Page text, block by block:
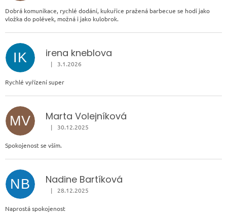
Dobrá komunikace, rychlé dodání, kukuřice pražená barbecue se hodí jako
vložka do polévek, možná i jako kulobrok.
IK irena kneblova
Hodnocení obchodu je 5 z 5 hvězdiček.
| 3.1.2026
Rychlé vyřízení super
MV Marta Volejníková
Hodnocení obchodu je 5 z 5 hvězdiček.
| 30.12.2025
Spokojenost se vším.
NB Nadine Bartíková
Hodnocení obchodu je 5 z 5 hvězdiček.
| 28.12.2025
Naprostá spokojenost